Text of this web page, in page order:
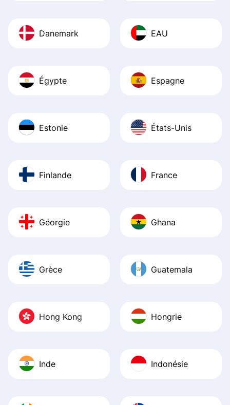
Danemark EAU
Égypte Espagne
Estonie États-Unis
Finlande France
Géorgie Ghana
Grèce Guatemala
Hong Kong Hongrie
Inde Indonésie